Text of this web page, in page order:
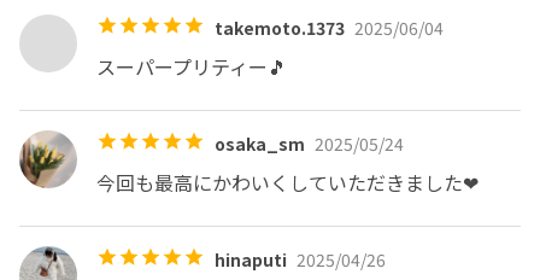
takemoto.1373 2025/06/04
スーパープリティー🎵
osaka_sm 2025/05/24
今回も最高にかわいくしていただきました❤︎
hinaputi 2025/04/26